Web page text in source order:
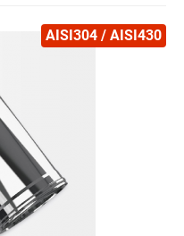
AISI304 / AISI430